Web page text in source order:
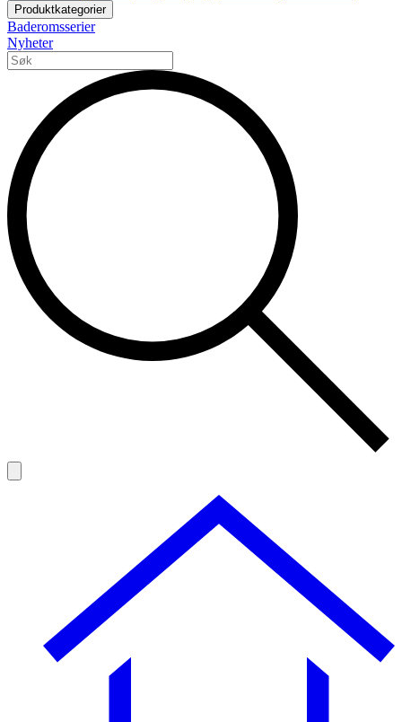
Produktkategorier
Baderomsserier
Nyheter